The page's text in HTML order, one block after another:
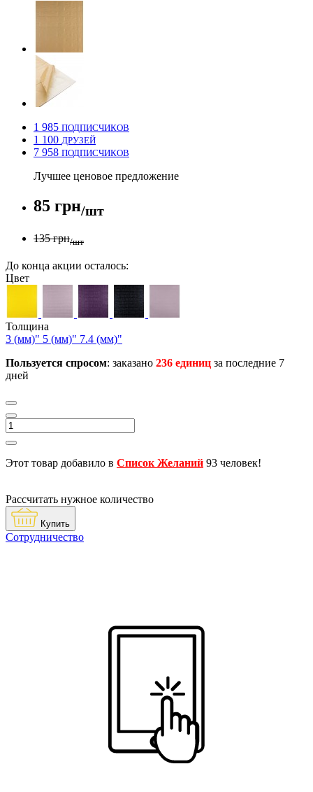
1 985 ПОДПИСЧИКОВ
1 100 ДРУЗЕЙ
7 958 ПОДПИСЧИКОВ
Лучшее ценовое предложение
85 грн/шт
135 грн/шт
До конца акции осталось:
Цвет
Толщина
3 (мм)" 5 (мм)" 7.4 (мм)"
Пользуется спросом: заказано 236 единиц за последние 7
дней
Этот товар добавило в Список Желаний 93 человек!
Рассчитать нужное количество
Купить
Сотрудничество